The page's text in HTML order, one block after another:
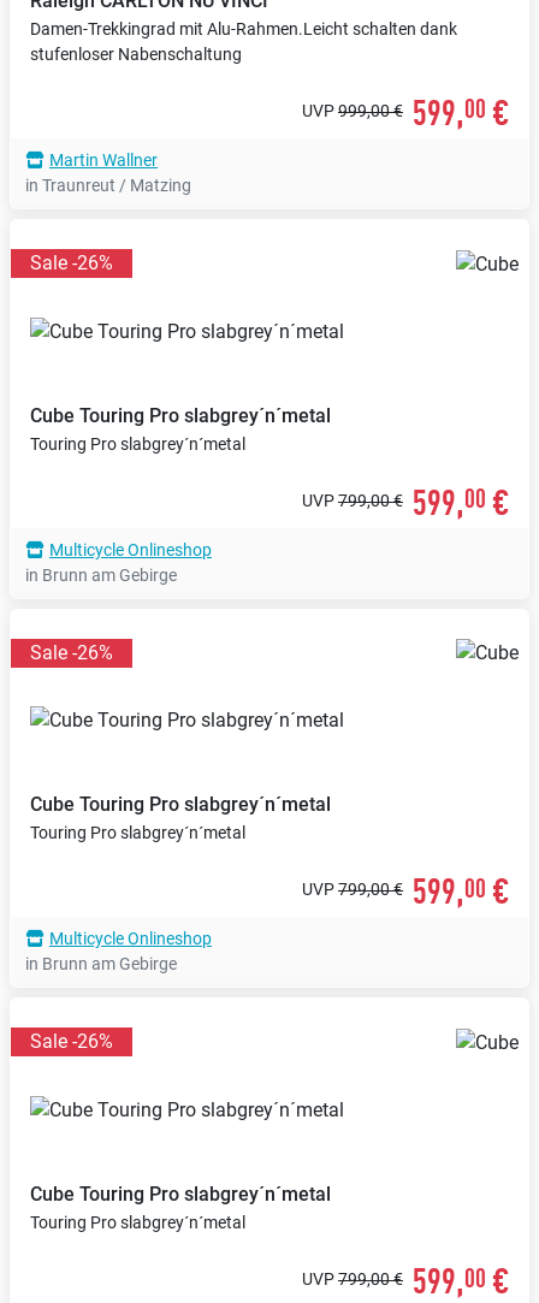
Damen-Trekkingrad mit Alu-Rahmen.Leicht schalten dank
stufenloser Nabenschaltung
UVP999,00 € 599,00 €
Martin Wallner
in Traunreut / Matzing
Sale -26%
Cube Touring Pro slabgrey´n´metal
Touring Pro slabgrey´n´metal
UVP799,00 € 599,00 €
Multicycle Onlineshop
in Brunn am Gebirge
Sale -26%
Cube Touring Pro slabgrey´n´metal
Touring Pro slabgrey´n´metal
UVP799,00 € 599,00 €
Multicycle Onlineshop
in Brunn am Gebirge
Sale -26%
Cube Touring Pro slabgrey´n´metal
Touring Pro slabgrey´n´metal
UVP799,00 € 599,00 €